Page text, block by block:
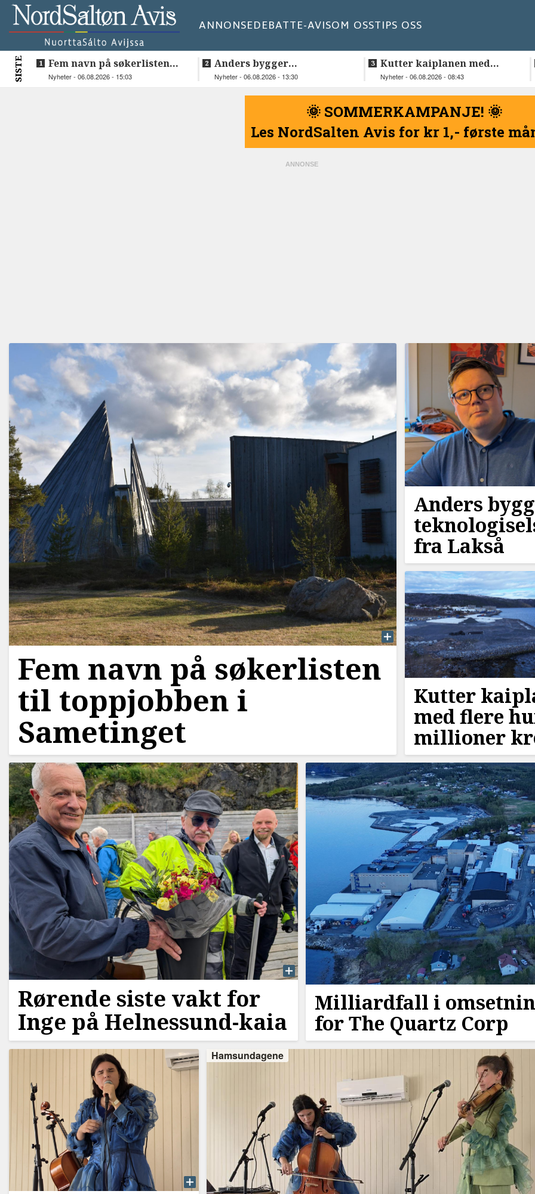
ANNONSEDEBATTE-AVISOM OSSTIPS OSS
SISTE
Fem navn på søkerlisten
til toppjobben i
Nyheter - 06.08.2026 - 15:03
Anders bygger
teknologiselskap fra
Nyheter - 06.08.2026 - 13:30
Kutter kaiplanen med
flere hundre millioner
Nyheter - 06.08.2026 - 08:43
🌞 SOMMERKAMPANJE! 🌞
Les NordSalten Avis for kr 1,- første
Fem navn på søkerlisten
til toppjobben i
Sametinget
Anders
fra Lakså
Kutter
med flere
millioner
Rørende siste vakt for
Inge på Helnessund-kaia
Milliardfall i
for The Quartz Corp
Hamsundagene